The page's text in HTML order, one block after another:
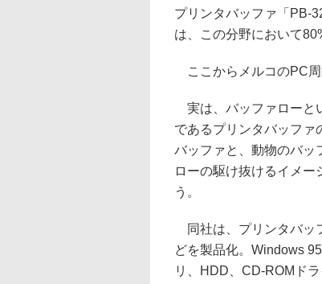
プリンタバッファ「PB-
は、この分野において
ここからメルコのPC周
実は、バッファローと
であるプリンタバッファ
バッファと、動物のバッ
ローの駆け抜けるイメ
う。
同社は、プリンタバッ
どを製品化。Windows
リ、HDD、CD-ROMド